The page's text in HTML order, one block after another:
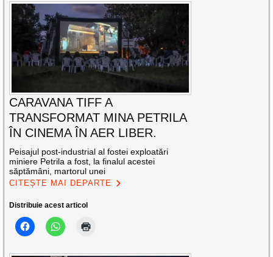
CARAVANA TIFF A
TRANSFORMAT MINA PETRILA
ÎN CINEMA ÎN AER LIBER.
Peisajul post-industrial al fostei exploatări
miniere Petrila a fost, la finalul acestei
săptămâni, martorul unei
CITEȘTE MAI DEPARTE
Distribuie acest articol